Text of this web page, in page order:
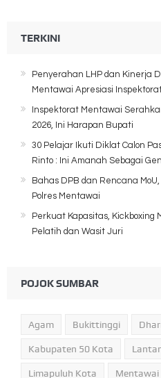
TERKINI
Penyerahan LHP dan Kinerja
Mentawai Apresiasi
Inspektorat Mentawai
2026, Ini Harapan Bupati
30 Pelajar Ikuti Diklat Calon
Rinto : Ini Amanah Sebagai
Bahas DPB dan Rencana
Polres Mentawai
Perkuat Kapasitas,
Pelatih dan Wasit Juri
POJOK SUMBAR
Agam Bukittinggi
Kabupaten 50 Kota
Limapuluh Kota Mentawai